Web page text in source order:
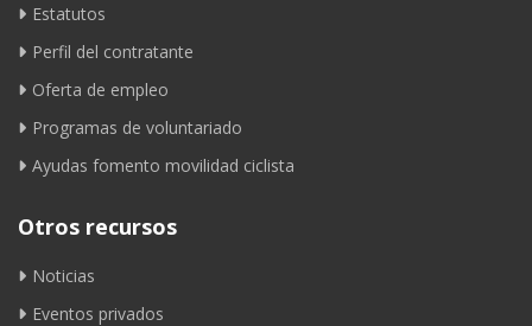
Estatutos
Perfil del contratante
Oferta de empleo
Programas de voluntariado
Ayudas fomento movilidad ciclista
Otros recursos
Noticias
Eventos privados